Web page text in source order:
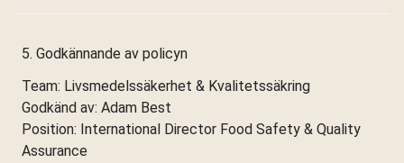
5. Godkännande av policyn
Team: Livsmedelssäkerhet & Kvalitetssäkring
Godkänd av: Adam Best
Position: International Director Food Safety & Quality
Assurance